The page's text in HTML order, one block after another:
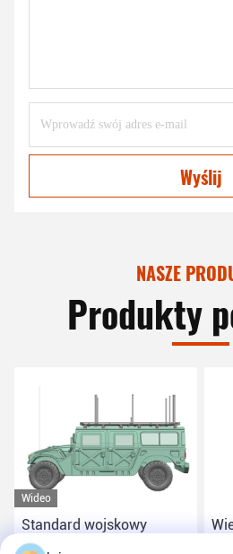
Wyślij
NASZE
Produkty
Wideo
Standard wojskowy
Jammer montowany w